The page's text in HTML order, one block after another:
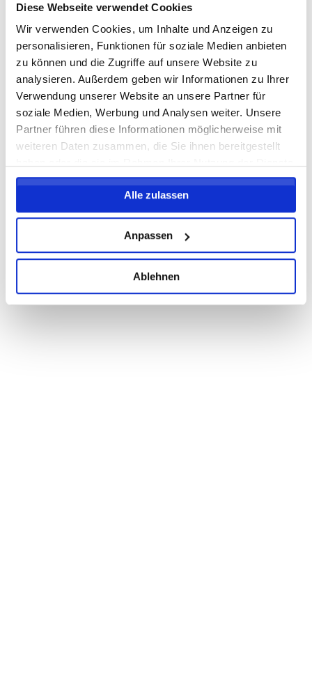
Diese Webseite verwendet Cookies
Wir verwenden Cookies, um Inhalte und Anzeigen zu
personalisieren, Funktionen für soziale Medien anbieten
zu können und die Zugriffe auf unsere Website zu
analysieren. Außerdem geben wir Informationen zu Ihrer
Verwendung unserer Website an unsere Partner für
soziale Medien, Werbung und Analysen weiter. Unsere
Partner führen diese Informationen möglicherweise mit
weiteren Daten zusammen, die Sie ihnen bereitgestellt
gesammelt haben.
Alle zulassen
Anpassen
Ablehnen